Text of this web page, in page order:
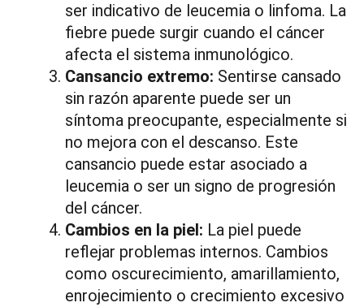
ser indicativo de leucemia o linfoma. La
fiebre puede surgir cuando el cáncer
afecta el sistema inmunológico.
Cansancio extremo: Sentirse cansado
sin razón aparente puede ser un
síntoma preocupante, especialmente si
no mejora con el descanso. Este
cansancio puede estar asociado a
leucemia o ser un signo de progresión
del cáncer.
Cambios en la piel: La piel puede
reflejar problemas internos. Cambios
como oscurecimiento, amarillamiento,
enrojecimiento o crecimiento excesivo